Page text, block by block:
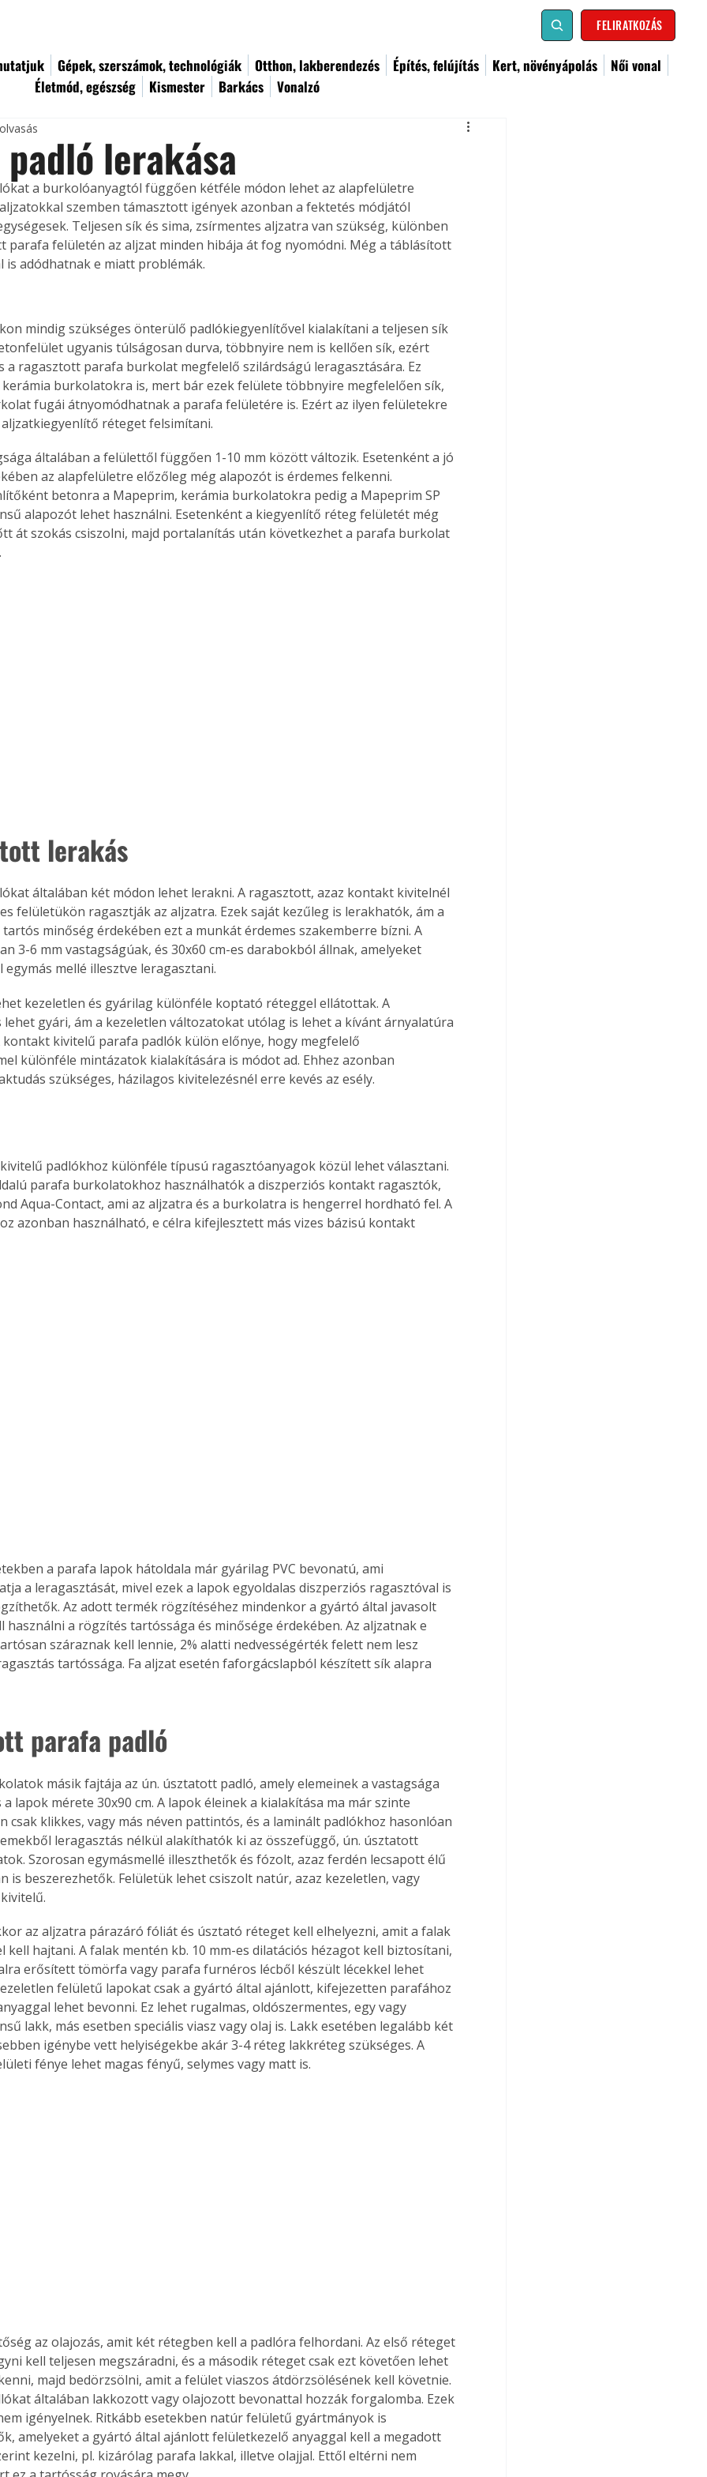
FELIRATKOZÁS
Gépek, szerszámok, technológiák Otthon, lakberendezés Építés, felújítás Kert, növényápolás
Női vonal
Életmód, egészség
Kismester Barkács Vonalzó
új,
egyedi
Bárhol,
élve
A
áron, 0 Ft postaköltséggel
megrendelhetők!
lerakása
a burkolóanyagtól függően kétféle módon lehet az alapfelületre
szemben támasztott igények azonban a fektetés módjától
Teljesen sík és sima, zsírmentes aljzatra van szükség, különben
parafa felületén az aljzat minden hibája át fog nyomódni. Még a táblásított
is adódhatnak e miatt problémák.
mindig szükséges önterülő padlókiegyenlítővel kialakítani a teljesen sík
ugyanis túlságosan durva, többnyire nem is kellően sík, ezért
a ragasztott parafa burkolat megfelelő szilárdságú leragasztására. Ez
burkolatokra is, mert bár ezek felülete többnyire megfelelően sík,
fugái átnyomódhatnak a parafa felületére is. Ezért az ilyen felületekre
aljzatkiegyenlítő réteget felsimítani.
általában a felülettől függően 1-10 mm között változik. Esetenként a jó
az alapfelületre előzőleg még alapozót is érdemes felkenni.
betonra a Mapeprim, kerámia burkolatokra pedig a Mapeprim SP
alapozót lehet használni. Esetenként a kiegyenlítő réteg felületét még
át szokás csiszolni, majd portalanítás után következhet a parafa burkolat
lerakás
általában két módon lehet lerakni. A ragasztott, azaz kontakt kivitelnél
felületükön ragasztják az aljzatra. Ezek saját kezűleg is lerakhatók, ám a
tartós minőség érdekében ezt a munkát érdemes szakemberre bízni. A
3-6 mm vastagságúak, és 30x60 cm-es darabokból állnak, amelyeket
egymás mellé illesztve leragasztani.
kezeletlen és gyárilag különféle koptató réteggel ellátottak. A
lehet gyári, ám a kezeletlen változatokat utólag is lehet a kívánt árnyalatúra
kontakt kivitelű parafa padlók külön előnye, hogy megfelelő
különféle mintázatok kialakítására is módot ad. Ehhez azonban
szükséges, házilagos kivitelezésnél erre kevés az esély.
padlókhoz különféle típusú ragasztóanyagok közül lehet választani.
parafa burkolatokhoz használhatók a diszperziós kontakt ragasztók,
Aqua-Contact, ami az aljzatra és a burkolatra is hengerrel hordható fel. A
azonban használható, e célra kifejlesztett más vizes bázisú kontakt
a parafa lapok hátoldala már gyárilag PVC bevonatú, ami
a leragasztását, mivel ezek a lapok egyoldalas diszperziós ragasztóval is
Az adott termék rögzítéséhez mindenkor a gyártó által javasolt
használni a rögzítés tartóssága és minősége érdekében. Az aljzatnak e
száraznak kell lennie, 2% alatti nedvességérték felett nem lesz
tartóssága. Fa aljzat esetén faforgácslapból készített sík alapra
parafa padló
másik fajtája az ún. úsztatott padló, amely elemeinek a vastagsága
a lapok mérete 30x90 cm. A lapok éleinek a kialakítása ma már szinte
csak klikkes, vagy más néven pattintós, és a laminált padlókhoz hasonlóan
leragasztás nélkül alakíthatók ki az összefüggő, ún. úsztatott
Szorosan egymásmellé illeszthetők és fózolt, azaz ferdén lecsapott élű
is beszerezhetők. Felületük lehet csiszolt natúr, azaz kezeletlen, vagy
az aljzatra párazáró fóliát és úsztató réteget kell elhelyezni, amit a falak
kell hajtani. A falak mentén kb. 10 mm-es dilatációs hézagot kell biztosítani,
erősített tömörfa vagy parafa furnéros lécből készült lécekkel lehet
felületű lapokat csak a gyártó által ajánlott, kifejezetten parafához
lehet bevonni. Ez lehet rugalmas, oldószermentes, egy vagy
lakk, más esetben speciális viasz vagy olaj is. Lakk esetében legalább két
igénybe vett helyiségekbe akár 3-4 réteg lakkréteg szükséges. A
fénye lehet magas fényű, selymes vagy matt is.
az olajozás, amit két rétegben kell a padlóra felhordani. Az első réteget
kell teljesen megszáradni, és a második réteget csak ezt követően lehet
majd bedörzsölni, amit a felület viaszos átdörzsölésének kell követnie.
általában lakkozott vagy olajozott bevonattal hozzák forgalomba. Ezek
igényelnek. Ritkább esetekben natúr felületű gyártmányok is
amelyeket a gyártó által ajánlott felületkezelő anyaggal kell a megadott
kezelni, pl. kizárólag parafa lakkal, illetve olajjal. Ettől eltérni nem